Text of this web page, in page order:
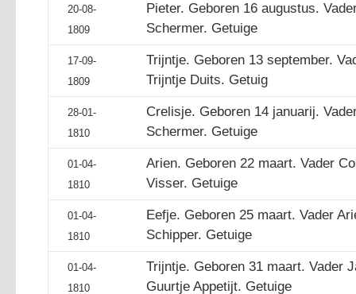
20-08-
1809
Pieter. Geboren 16 augustus.
Schermer. Getuige
17-09-
1809
Trijntje. Geboren 13 september.
Trijntje Duits. Getuig
28-01-
1810
Crelisje. Geboren 14 januarij.
Schermer. Getuige
01-04-
1810
Arien. Geboren 22 maart. Vader
Visser. Getuige
01-04-
1810
Eefje. Geboren 25 maart. Vader
Schipper. Getuige
01-04-
1810
Trijntje. Geboren 31 maart. Vader
Guurtje Appetijt. Getuige